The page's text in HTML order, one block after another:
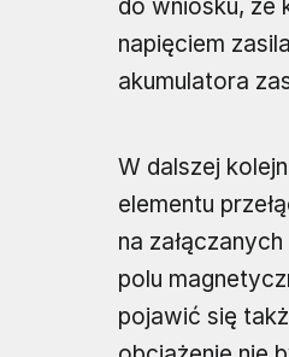
do wniosku, że
napięciem
akumulatora
W dalszej
elementu
na
polu
pojawić się